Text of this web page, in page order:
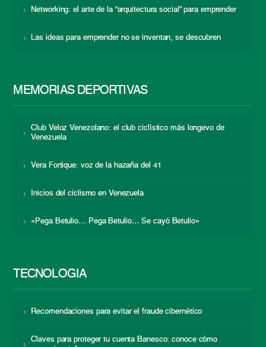
Networking: el arte de la “arquitectura social” para emprender
Las ideas para emprender no se inventan, se descubren
MEMORIAS DEPORTIVAS
Club Veloz Venezolano: el club ciclístico más longevo de
Venezuela
Vera Fortique: voz de la hazaña del 41
Inicios del ciclismo en Venezuela
«Pega Betulio… Pega Betulio… Se cayó Betulio»
TECNOLOGÍA
Recomendaciones para evitar el fraude cibernético
Claves para proteger tu cuenta Banesco: conoce cómo